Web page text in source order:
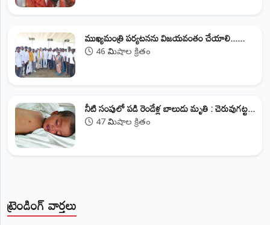
ట్రెండింగ్ వార్తలు
ముఖ్యమంత్రి పర్యటనను విజయవంతం చేయాలి......
46 నిమిషాల క్రితం
నీటి సంపులో పడి రెండేళ్ల బాలుడు మృతి : చెరువుగట్ట...
47 నిమిషాల క్రితం